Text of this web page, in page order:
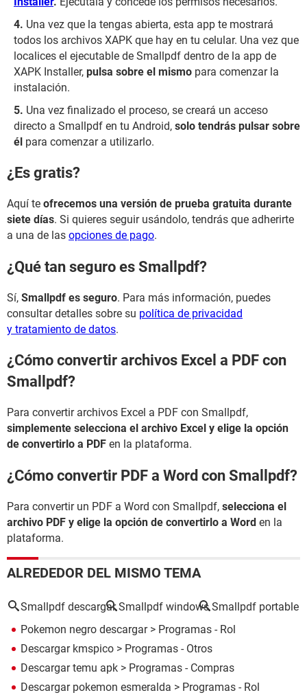
Una vez que la tengas abierta, esta app te mostrará
todos los archivos XAPK que hay en tu celular. Una vez que
localices el ejecutable de Smallpdf dentro de la app de
XAPK Installer, pulsa sobre el mismo para comenzar la
instalación.
Una vez finalizado el proceso, se creará un acceso
directo a Smallpdf en tu Android, solo tendrás pulsar sobre
él para comenzar a utilizarlo.
¿Es gratis?
Aquí te ofrecemos una versión de prueba gratuita durante
siete días. Si quieres seguir usándolo, tendrás que adherirte
a una de las opciones de pago.
¿Qué tan seguro es Smallpdf?
Sí, Smallpdf es seguro. Para más información, puedes
consultar detalles sobre su política de privacidad
y tratamiento de datos.
¿Cómo convertir archivos Excel a PDF con
Smallpdf?
Para convertir archivos Excel a PDF con Smallpdf,
simplemente selecciona el archivo Excel y elige la opción
de convertirlo a PDF en la plataforma.
¿Cómo convertir PDF a Word con Smallpdf?
Para convertir un PDF a Word con Smallpdf, selecciona el
archivo PDF y elige la opción de convertirlo a Word en la
plataforma.
ALREDEDOR DEL MISMO TEMA
Smallpdf descargar Smallpdf windows Smallpdf portable
Pokemon negro descargar> Programas - Rol
Descargar kmspico > Programas - Otros
Descargar temu apk > Programas - Compras
Descargar pokemon esmeralda > Programas - Rol